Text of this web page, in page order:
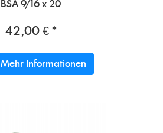
BSA 9/16 x 20
42,00 € *
Mehr Informationen